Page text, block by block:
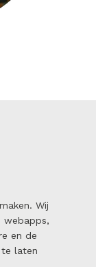
Wij
webapps,
en de
laten